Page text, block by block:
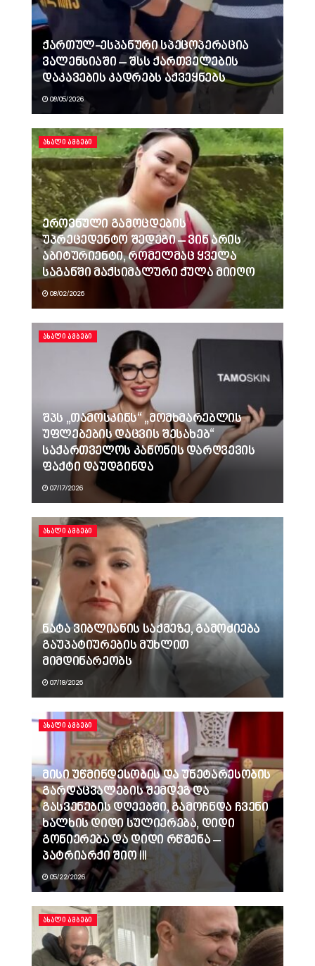
ქართულ-ესპანური სპეცოპერაცია
ვალენსიაში – შსს ქართველების
დაკავების კადრებს აქვეყნებს
08/05/2026
ᲐᲮᲐᲚᲘ ᲐᲛᲑᲔᲑᲘ
ეროვნული გამოცდების
უპრეცედენტო შედეგი – ვინ არის
აბიტურიენტი, რომელმაც ყველა
საგანში მაქსიმალური ქულა მიიღო
08/02/2026
ᲐᲮᲐᲚᲘ ᲐᲛᲑᲔᲑᲘ
შპს „თამოსკინს“ „მომხმარებლის
უფლებების დაცვის შესახებ“
საქართველოს კანონის დარღვევის
ფაქტი დაუდგინდა
07/17/2026
ᲐᲮᲐᲚᲘ ᲐᲛᲑᲔᲑᲘ
ნატა ვიბლიანის საქმეზე, გამოძიება
გაუპატიურების მუხლით
მიმდინარეობს
07/18/2026
ᲐᲮᲐᲚᲘ ᲐᲛᲑᲔᲑᲘ
მისი უწმინდესობის და უნეტარესობის
გარდაცვალების შემდეგ და
გასვენების დღეებში, გამოჩნდა ჩვენი
ხალხის დიდი სულიერება, დიდი
გონიერება და დიდი რწმენა –
პატრიარქი შიო III
05/22/2026
ᲐᲮᲐᲚᲘ ᲐᲛᲑᲔᲑᲘ